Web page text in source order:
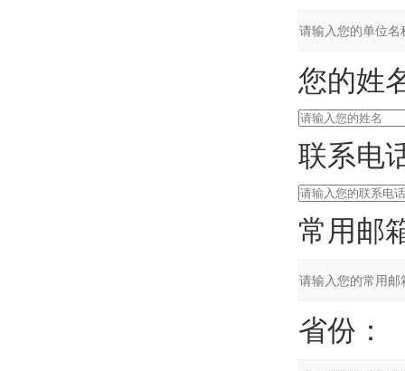
您的姓名
联系电话
常用邮箱
省份：